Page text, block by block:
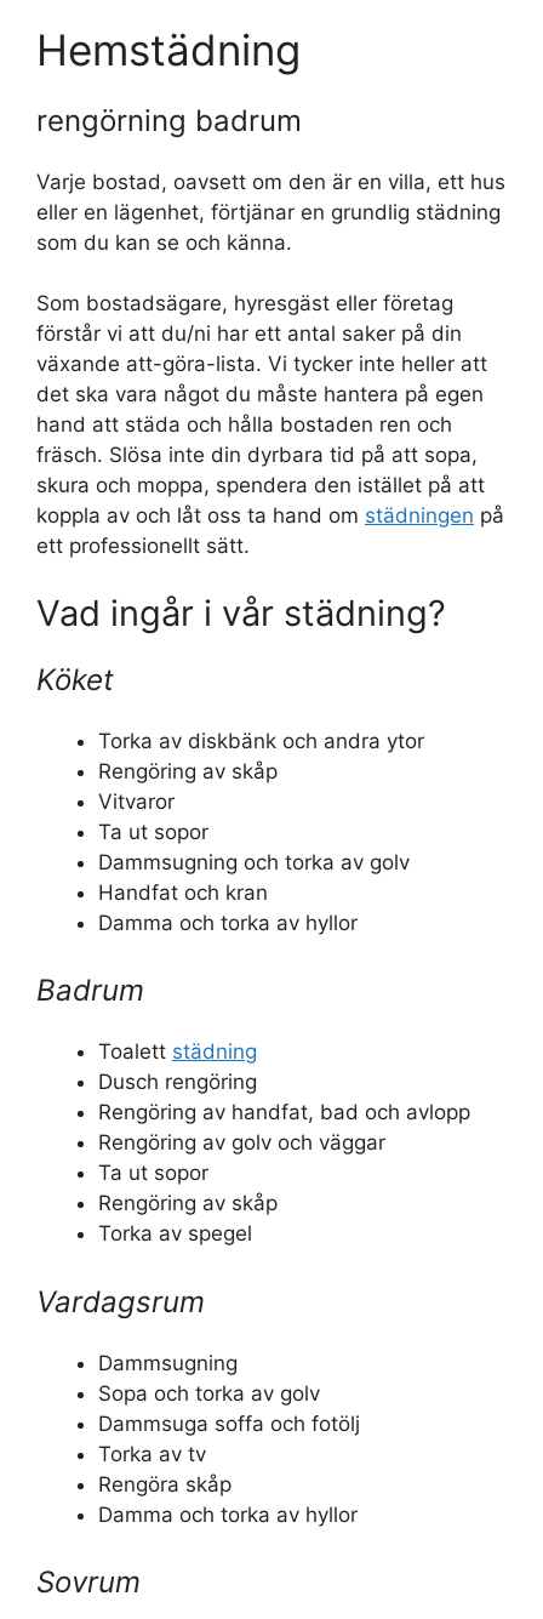
Hemstädning
rengörning badrum
Varje bostad, oavsett om den är en villa, ett hus
eller en lägenhet, förtjänar en grundlig städning
som du kan se och känna.
Som bostadsägare, hyresgäst eller företag
förstår vi att du/ni har ett antal saker på din
växande att-göra-lista. Vi tycker inte heller att
det ska vara något du måste hantera på egen
hand att städa och hålla bostaden ren och
fräsch. Slösa inte din dyrbara tid på att sopa,
skura och moppa, spendera den istället på att
koppla av och låt oss ta hand om städningen på
ett professionellt sätt.
Vad ingår i vår städning?
Köket
Torka av diskbänk och andra ytor
Rengöring av skåp
Vitvaror
Ta ut sopor
Dammsugning och torka av golv
Handfat och kran
Damma och torka av hyllor
Badrum
Toalett städning
Dusch rengöring
Rengöring av handfat, bad och avlopp
Rengöring av golv och väggar
Ta ut sopor
Rengöring av skåp
Torka av spegel
Vardagsrum
Dammsugning
Sopa och torka av golv
Dammsuga soffa och fotölj
Torka av tv
Rengöra skåp
Damma och torka av hyllor
Sovrum